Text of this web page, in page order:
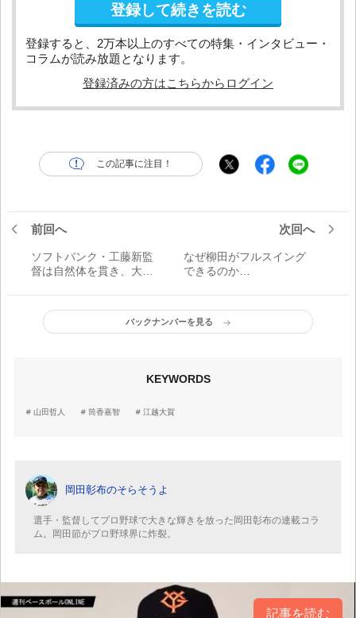
登録して続きを読む
登録すると、2万本以上のすべての特集・インタビュー・
コラムが読み放題となります。
登録済みの方はこちらからログイン
この記事に注目！
前回へ
ソフトバンク・工藤新監
督は自然体を貫き、大し
次回へ
なぜ柳田がフルスイング
できるのか…
バックナンバーを見る
KEYWORDS
山田哲人 筒香嘉智 江越大賀
岡田彰布のそらそうよ
選手・監督してプロ野球で大きな輝きを放った岡田彰布の連載コラ
ム。岡田節がプロ野球界に炸裂。
記事を読む